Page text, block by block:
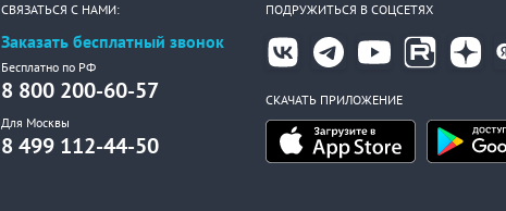
СВЯЗАТЬСЯ С НАМИ:
Заказать бесплатный звонок
Бесплатно по РФ
8 800 200-60-57
Для Москвы
8 499 112-44-50
ПОДРУЖИТЬСЯ В СОЦСЕТЯХ
СКАЧАТЬ ПРИЛОЖЕНИЕ